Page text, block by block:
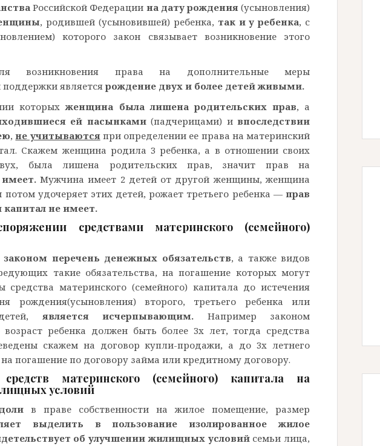
Российской Федерации на дату рождения(усыновления)
, родившей (усыновившей) ребенка, так и у ребенка, с
которого закон связывает возникновение этого
возникновения права на дополнительные меры
поддержки являетсярождение двух и более детей живыми.
которыхженщина была лишена родительских прав, а
ей пасынками(падчерицами) ивпоследствии
,не учитываютсяпри определении ее права на материнский
Скажем женщина родила 3 ребенка, а в отношении своих
была лишена родительских прав, значит прав на
Мужчина имеет 2 детей от другой женщины, женщина
удочеряет этих детей, рожает третьего ребенка — прав
не имеет.
средствами материнского (семейного)
перечень денежных обязательств, а также видов
такие обязательства, на погашение которых могут
средства материнского (семейного) капитала до истечения
рождения(усыновления) второго, третьего ребенка или
является исчерпывающим. Например законом
возраст ребенка должен быть более 3х лет, тогда средства
скажем на договор купли-продажи, а до 3х летнего
на погашение по договору займа или кредитному договору.
материнского (семейного) капитала на
условий
в праве собственности на жилое помещение, размер
выделить в пользование изолированное жилое
об улучшении жилищных условийсемьи лица,